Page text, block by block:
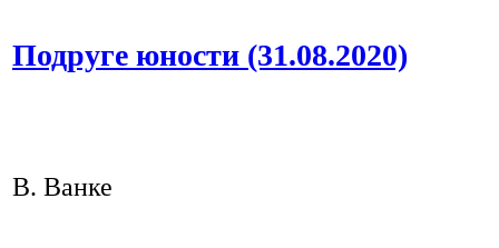
Подруге юности (31.08.2020)
В. Ванке